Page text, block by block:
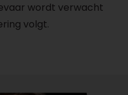
wordt verwacht
volgt.